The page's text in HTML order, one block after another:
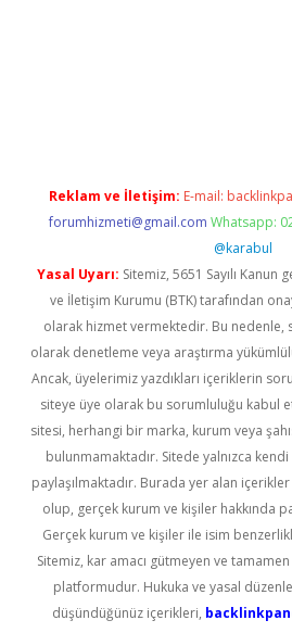
Reklam ve İletişim: E-mail:
forumhizmeti@gmail.com Whatsapp:
@karabul
Yasal Uyarı: Sitemiz, 5651 Sayılı
ve İletişim Kurumu (BTK) tarafından
olarak hizmet vermektedir. Bu
olarak denetleme veya araştırma
Ancak, üyelerimiz yazdıkları içeriklerin
siteye üye olarak bu sorumluluğu kabul
sitesi, herhangi bir marka, kurum veya
bulunmamaktadır. Sitede yalnızca kendi
paylaşılmaktadır. Burada yer alan
olup, gerçek kurum ve kişiler hakkında
Gerçek kurum ve kişiler ile isim
Sitemiz, kar amacı gütmeyen ve
platformudur. Hukuka ve yasal
düşündüğünüz içerikleri,